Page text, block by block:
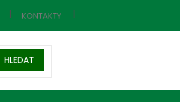
KONTAKTY
HLEDAT